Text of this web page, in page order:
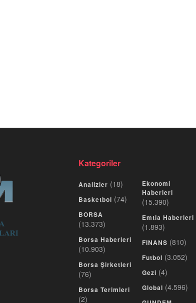
Kategoriler
Analizler (18)
Basketbol (74)
BORSA
(13.373)
Borsa Haberleri
(10.903)
Borsa Şirketleri
(76)
Borsa Terimleri
(2)
Ekonomi
Haberleri
(15.390)
Emtia Haberleri
(1.893)
FINANS (810)
Futbol (3.052)
Gezi (4)
Global (4.596)